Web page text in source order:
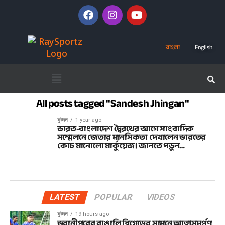
বাংলা English
All posts tagged "Sandesh Jhingan"
ফুটবল 1 year ago
ভারত-বাংলাদেশ দ্বৈরথের আগে সাংবাদিক
সম্মেলনে জেতার মানসিকতা দেখালেন ভারতের
কোচ মানোলো মার্কুয়েজ। জানতে পড়ুন…
LATEST POPULAR VIDEOS
ফুটবল 19 hours ago